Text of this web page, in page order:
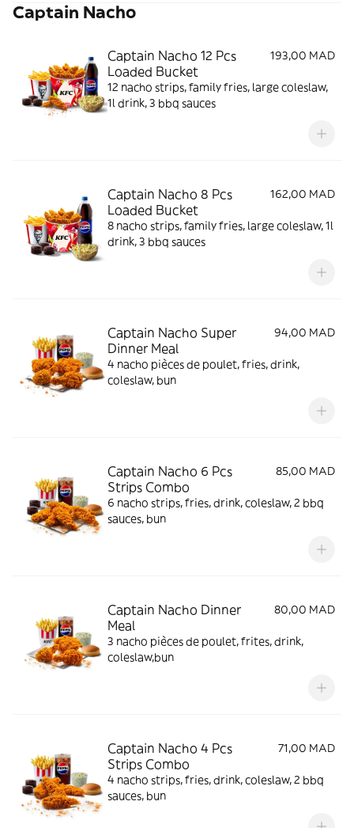
Captain Nacho
Captain Nacho 12 Pcs
Loaded Bucket
193,00 MAD
12 nacho strips, family fries, large coleslaw,
1l drink, 3 bbq sauces
Captain Nacho 8 Pcs
Loaded Bucket
162,00 MAD
8 nacho strips, family fries, large coleslaw, 1l
drink, 3 bbq sauces
Captain Nacho Super
Dinner Meal
94,00 MAD
4 nacho pièces de poulet, fries, drink,
coleslaw, bun
Captain Nacho 6 Pcs
Strips Combo
85,00 MAD
6 nacho strips, fries, drink, coleslaw, 2 bbq
sauces, bun
Captain Nacho Dinner
Meal
80,00 MAD
3 nacho pièces de poulet, frites, drink,
coleslaw,bun
Captain Nacho 4 Pcs
Strips Combo
71,00 MAD
4 nacho strips, fries, drink, coleslaw, 2 bbq
sauces, bun